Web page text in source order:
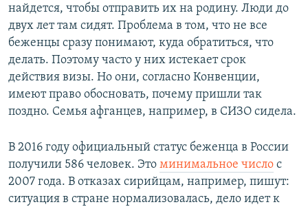
найдется, чтобы отправить их на родину. Люди до
двух лет там сидят. Проблема в том, что не все
беженцы сразу понимают, куда обратиться, что
делать. Поэтому часто у них истекает срок
действия визы. Но они, согласно Конвенции,
имеют право обосновать, почему пришли так
поздно. Семья афганцев, например, в СИЗО сидела.
В 2016 году официальный статус беженца в России
получили 586 человек. Это минимальное число с
2007 года. В отказах сирийцам, например, пишут:
ситуация в стране нормализовалась, дело идет к